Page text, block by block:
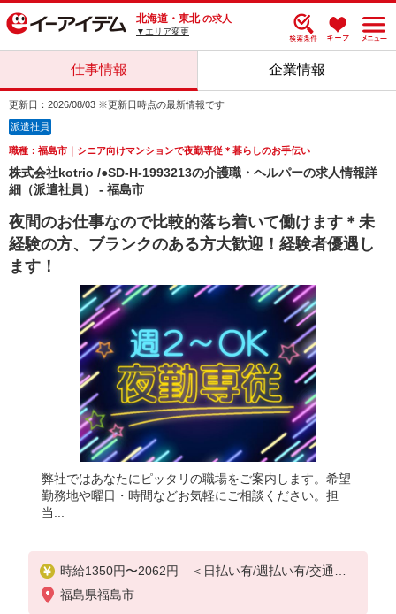
北海道・東北 の求人
▼エリア変更
仕事情報 企業情報
更新日：2026/08/03 ※更新日時点の最新情報です
派遣社員
職種：福島市｜シニア向けマンションで夜勤専従＊暮らしのお手伝い
株式会社kotrio /●SD-H-1993213の介護職・ヘルパーの求人情報詳
細（派遣社員） - 福島市
夜間のお仕事なので比較的落ち着いて働けます＊未
経験の方、ブランクのある方大歓迎！経験者優遇し
ます！
弊社ではあなたにピッタリの職場をご案内します。希望
勤務地や曜日・時間などお気軽にご相談ください。担
当...
時給1350円〜2062円 ＜日払い有/週払い有/交通費
全支給(ガソリン代含む)＞
福島県福島市